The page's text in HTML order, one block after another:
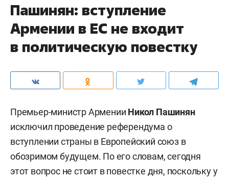
Пашинян: вступление
Армении в ЕС не входит
в политическую повестку
Премьер-министр Армении Никол Пашинян
исключил проведение референдума о
вступлении страны в Европейский союз в
обозримом будущем. По его словам, сегодня
этот вопрос не стоит в повестке дня, поскольку у